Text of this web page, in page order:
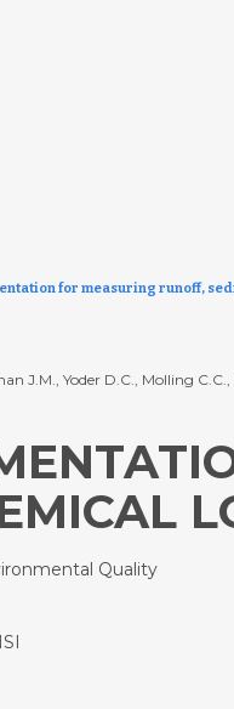
for measuring runoff,
J.M., Yoder D.C., Molling
Quality
ISI